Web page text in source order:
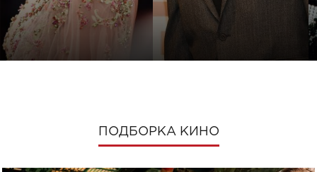
ПОДБОРКА КИНО